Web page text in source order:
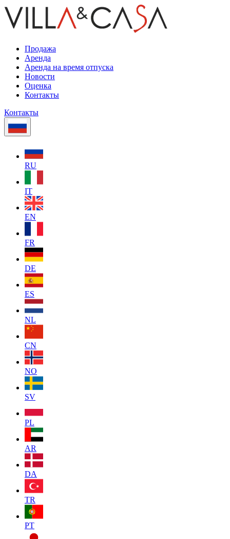
Продажа
Аренда
Аренда на время отпуска
Новости
Оценка
Контакты
Контакты
RU
IT
EN
FR
DE
ES
NL
CN
NO
SV
PL
AR
DA
TR
PT